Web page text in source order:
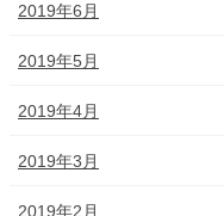
2019年6月
2019年5月
2019年4月
2019年3月
2019年2月